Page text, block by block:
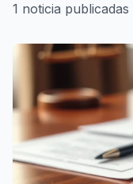
1 noticia publicadas